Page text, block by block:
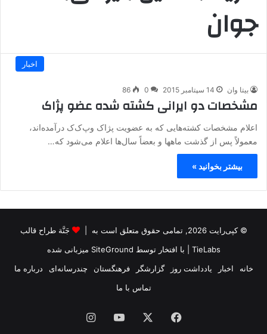
جوان
اخبار
بیتا وان 14 سپتامبر 2015 0
86
مشخصات دو ایرانی کشته شده عضو پژاک
اعلام مشخصات کشته‌هایی که به عضویت پژاک وپ‌ک‌ک درآمده‌اند،
معمولاً پس از گذشت ماهها و بعضاً سال‌ها اعلام می‌شود که…
بیشتر بخوانید »
© کپی‌رایت 2026, تمامی حقوق متعلق است به |
جَنَّة طراح قالب
TieLabs | با افتخار توسط SiteGround میزبانی شده
خانه
اخبار یادداشت روز گزارشگر فرهنگستان چندرسانه‌ای
درباره ما
تماس با ما
فیس یوتیوب